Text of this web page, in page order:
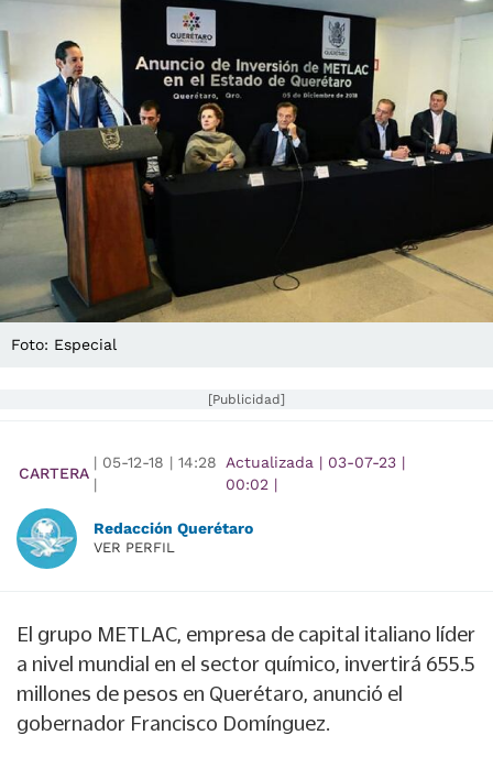
Foto: Especial
[Publicidad]
CARTERA
| 05-12-18 | 14:28
|
Actualizada | 03-07-23 |
00:02 |
Redacción Querétaro
VER PERFIL
El grupo METLAC, empresa de capital italiano líder
a nivel mundial en el sector químico, invertirá 655.5
millones de pesos en Querétaro, anunció el
gobernador Francisco Domínguez.